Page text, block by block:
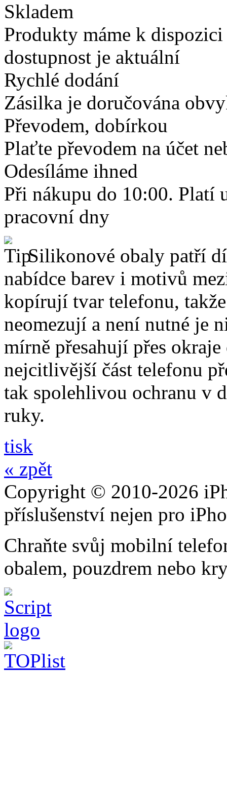
Skladem
Produkty máme k
dostupnost je aktuální
Rychlé dodání
Zásilka je doručována
Převodem, dobírkou
Plaťte převodem na účet
Odesíláme ihned
Při nákupu do 10:00. Platí
pracovní dny
Silikonové obaly patří
nabídce barev i motivů
kopírují tvar telefonu,
neomezují a není nutné je
mírně přesahují přes
nejcitlivější část telefonu
tak spolehlivou ochranu v
ruky.
tisk
« zpět
Copyright © 2010-2026
příslušenství nejen pro
Chraňte svůj mobilní
obalem, pouzdrem nebo